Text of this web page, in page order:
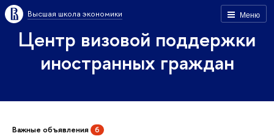
Меню
Высшая школа экономики
Центр визовой поддержки
иностранных граждан
Важные объявления 6